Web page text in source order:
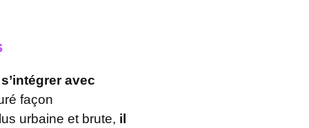
avec
façon
urbaine et brute, il